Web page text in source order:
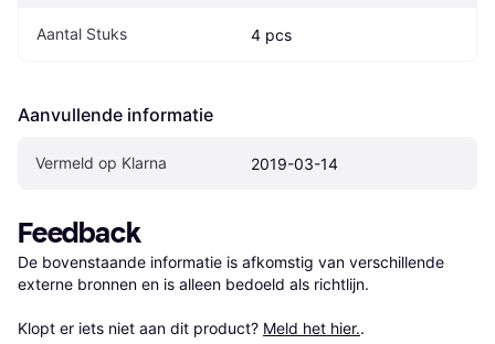
Aantal Stuks 4 pcs
Aanvullende informatie
Vermeld op Klarna 2019-03-14
Feedback
De bovenstaande informatie is afkomstig van verschillende
externe bronnen en is alleen bedoeld als richtlijn.
Klopt er iets niet aan dit product? Meld het hier..